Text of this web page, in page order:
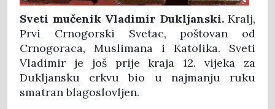
Sveti mučenik Vladimir Dukljanski.Kralj,
Prvi Crnogorski Svetac, poštovan od
Crnogoraca, Muslimana i Katolika. Sveti
Vladimir je još prije kraja 12. vijeka za
Dukljansku crkvu bio u najmanju ruku
smatran blagoslovljen.